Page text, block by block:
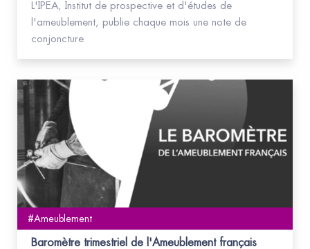
L'IPEA, Institut de prospective et d'études de
l'ameublement, publie chaque mois une note de
conjoncture
#Ameublement
Baromètre trimestriel de l'Ameublement français